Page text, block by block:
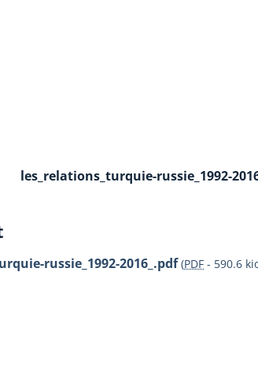
les_relations_turquie-russie_1992-
russie_1992-2016_.pdf (PDF - 590.6